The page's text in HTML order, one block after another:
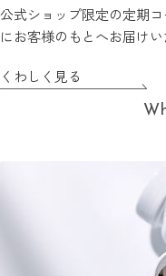
公式ショップ限定の定期
にお客様のもとへお届けい
くわしく見る